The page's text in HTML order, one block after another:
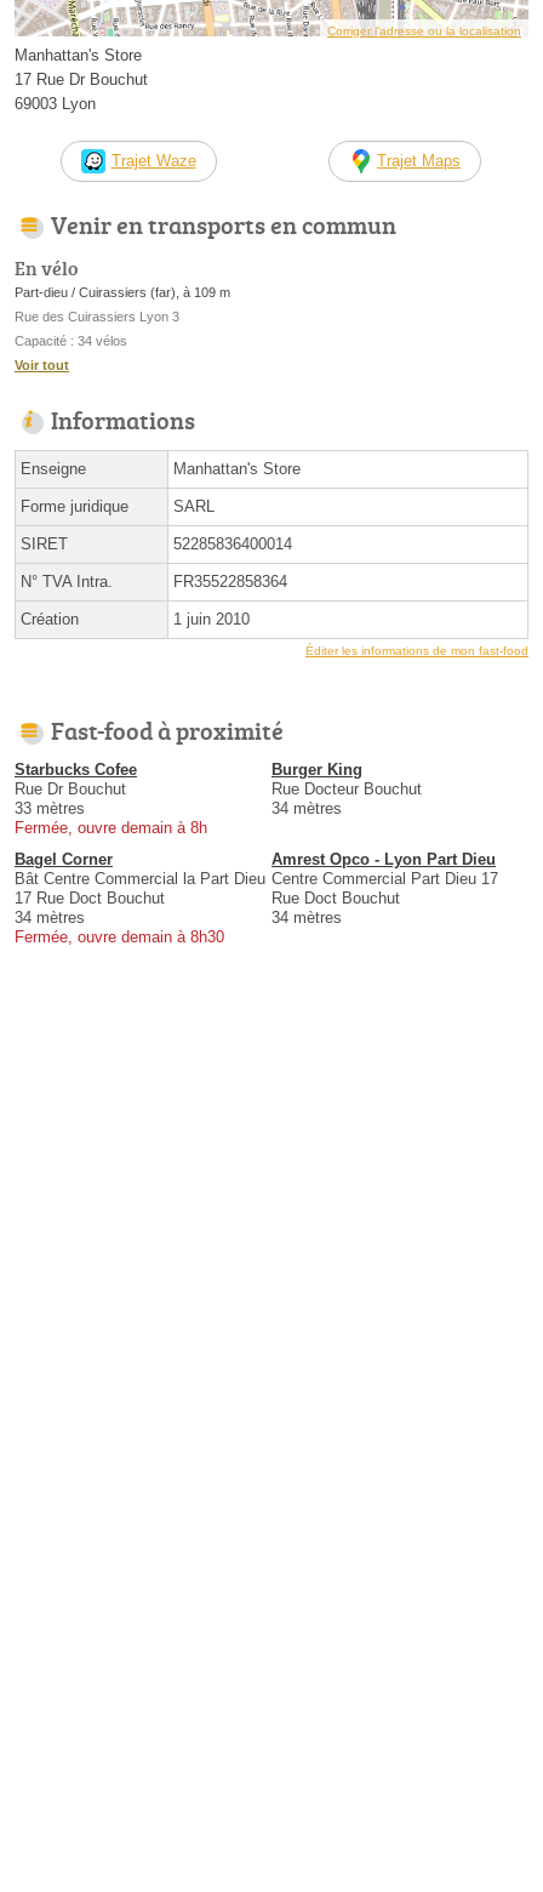
Corriger l’adresse ou la localisation
Manhattan's Store
17 Rue Dr Bouchut
69003 Lyon
Trajet Waze Trajet Maps
Venir en transports en commun
En vélo
Part-dieu / Cuirassiers (far), à 109 m
Rue des Cuirassiers Lyon 3
Capacité : 34 vélos
Voir tout
Informations
Enseigne Manhattan's Store
Forme juridique SARL
SIRET 52285836400014
N° TVA Intra. FR35522858364
Création 1 juin 2010
Éditer les informations de mon fast-food
Fast-food à proximité
Starbucks Cofee
Rue Dr Bouchut
33 mètres
Fermée, ouvre demain à 8h
Burger King
Rue Docteur Bouchut
34 mètres
Bagel Corner
Bât Centre Commercial la Part Dieu
17 Rue Doct Bouchut
34 mètres
Fermée, ouvre demain à 8h30
Amrest Opco - Lyon Part Dieu
Centre Commercial Part Dieu 17
Rue Doct Bouchut
34 mètres